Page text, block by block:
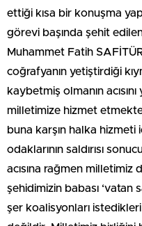
ettiği kısa bir konuşma
görevi başında şehit
Muhammet Fatih
coğrafyanın yetiştirdiği
kaybetmiş olmanın
milletimize hizmet
buna karşın halka hizmeti
odaklarının saldırısı
acısına rağmen
şehidimizin babası ‘vatan
şer koalisyonları